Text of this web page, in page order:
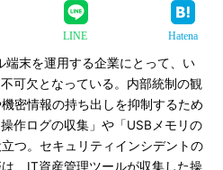
LINE Hatena
末を運用する企業にとって、い
可欠となっている。内部統制の観
密情報の持ち出しを抑制するため
作ログの収集」や「USBメモリの
つ。セキュリティインシデントの
、IT資産管理ツールが収集した操